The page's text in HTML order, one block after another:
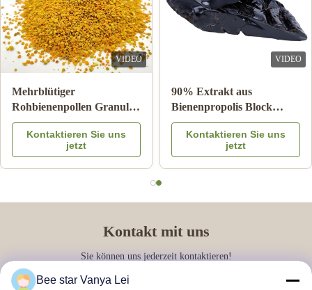
VIDEO
Mehrblütiger
Rohbienenpollen Granulat
25kg Karton
Nahrungsergänzungsmittel
Kontaktieren Sie uns
jetzt
VIDEO
90% Extrakt aus
Bienenpropolis Block
Bienenprodukte für die
Gesundheitsversorgung
aus Bienenstern
Kontaktieren Sie uns
jetzt
Kontakt mit uns
Sie können uns jederzeit kontaktieren!
Bee star Vanya Lei